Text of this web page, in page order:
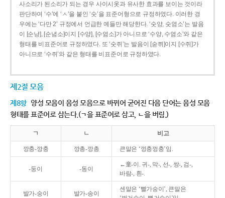
사소리가 된소리가 되는 경우 사이시옷과 유사한 효과를 보이는 것이라
판단하여 ‘수’에 ‘ㅅ’을 붙인 ‘숫’을 표준어형으로 규정하였다. 이러한 경
우에는 ‘다만 2’ 규정에서 언급한 예들만 해당한다. ‘숫양, 숫염소’는 발음
이 [순냥], [순념소]이지 [수양], [수염소]가 아니므로 ‘수양, 수염소’와 같은
형태를 비표준어로 규정하였다. 또 ‘숫쥐’는 발음이 [숟쮜]이지 [수쥐]가
아니므로 ‘수쥐’와 같은 형태를 비표준어로 규정하였다.
제2절 모음
제8항 양성 모음이 음성 모음으로 바뀌어 굳어진 다음 단어는 음성 모음
형태를 표준어로 삼는다.(ㄱ을 표준어로 삼고, ㄴ을 버림.)
ㄱ ㄴ 비고
깡충-깡충 깡총-깡총 큰말은 ‘껑충껑충’임.
-둥이 -동이
←童-이. 귀-, 막-, 선-, 쌍-, 검-,
바람-, 흰-.
발가-숭이 발가-송이
센말은 ‘빨가숭이’, 큰말은